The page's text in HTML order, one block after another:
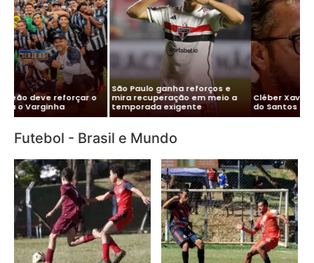
Cléber Xavier é o novo técnico
do Santos
Vitor Roque chega ao Brasil e
Palmeiras monta esquema
para evitar exposição
Futebol - Brasil e Mundo